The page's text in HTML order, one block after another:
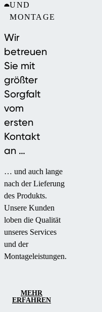
UND
MONTAGE
Wir
betreuen
Sie mit
größter
Sorgfalt
vom
ersten
Kontakt
an …
… und auch lange
nach der Lieferung
des Produkts.
Unsere Kunden
loben die Qualität
unseres Services
und der
Montageleistungen.
MEHR
ERFAHREN